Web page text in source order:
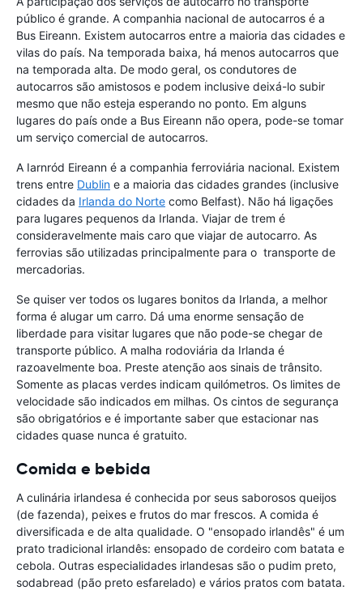
público é grande. A companhia nacional de autocarros é a
Bus Eireann. Existem autocarros entre a maioria das cidades e
vilas do país. Na temporada baixa, há menos autocarros que
na temporada alta. De modo geral, os condutores de
autocarros são amistosos e podem inclusive deixá-lo subir
mesmo que não esteja esperando no ponto. Em alguns
lugares do país onde a Bus Eireann não opera, pode-se tomar
um serviço comercial de autocarros.
A Iarnród Eireann é a companhia ferroviária nacional. Existem
trens entre Dublin e a maioria das cidades grandes (inclusive
cidades da Irlanda do Norte como Belfast). Não há ligações
para lugares pequenos da Irlanda. Viajar de trem é
consideravelmente mais caro que viajar de autocarro. As
ferrovias são utilizadas principalmente para o transporte de
mercadorias.
Se quiser ver todos os lugares bonitos da Irlanda, a melhor
forma é alugar um carro. Dá uma enorme sensação de
liberdade para visitar lugares que não pode-se chegar de
transporte público. A malha rodoviária da Irlanda é
razoavelmente boa. Preste atenção aos sinais de trânsito.
Somente as placas verdes indicam quilómetros. Os limites de
velocidade são indicados em milhas. Os cintos de segurança
são obrigatórios e é importante saber que estacionar nas
cidades quase nunca é gratuito.
Comida e bebida
A culinária irlandesa é conhecida por seus saborosos queijos
(de fazenda), peixes e frutos do mar frescos. A comida é
diversificada e de alta qualidade. O "ensopado irlandês" é um
prato tradicional irlandês: ensopado de cordeiro com batata e
cebola. Outras especialidades irlandesas são o pudim preto,
sodabread (pão preto esfarelado) e vários pratos com batata.